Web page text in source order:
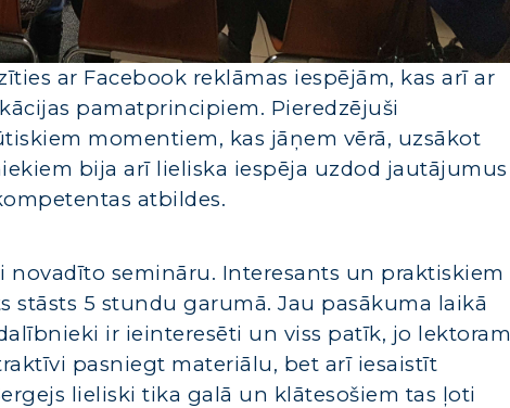
ar Facebook reklāmas iespējām, kas arī ar
pamatprincipiem. Pieredzējuši
momentiem, kas jāņem vērā, uzsākot
bija arī lieliska iespēja uzdod jautājumus
atbildes.
novadīto semināru. Interesants un praktiskiem
stāsts 5 stundu garumā. Jau pasākuma laikā
ir ieinteresēti un viss patīk, jo lektoram
pasniegt materiālu, bet arī iesaistīt
lieliski tika galā un klātesošiem tas ļoti